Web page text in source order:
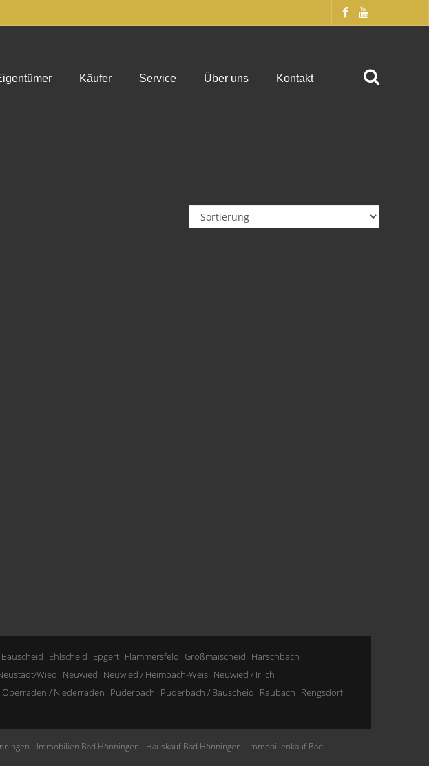
Käufer Service Über uns Kontakt
Ehlscheid Epgert Flammersfeld Großmaischeid Harschbach
Wied Neuwied Neuwied / Heimbach-Weis Neuwied / Irlich
Oberraden / Niederraden Puderbach Puderbach / Bauscheid Raubach Rengsdorf
Immobilien Bad Hönningen Hauskauf Bad Hönningen
Immobilienkauf Bad